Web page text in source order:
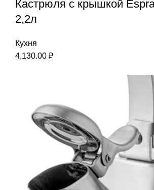
Кастрюля с крышкой
2,2л
Кухня
4,130.00 ₽